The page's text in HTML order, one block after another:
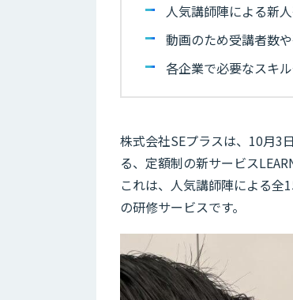
人気講師陣による新
動画のため受講者数
各企業で必要なスキ
株式会社SEプラスは、10月3
る、定額制の新サービス
これは、人気講師陣による
の研修サービスです。